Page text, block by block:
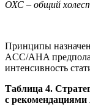
ОХС – общий
Принципы
ACC/AHA
интенсивность
Таблица 4.
с